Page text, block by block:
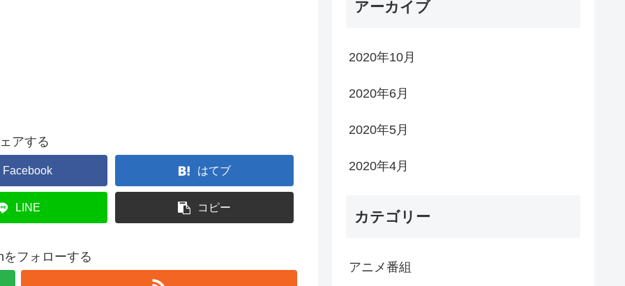
アする
Facebook はてブ
LINE コピー
をフォローする
アーカイブ
2020年10月
2020年6月
2020年5月
2020年4月
カテゴリー
アニメ番組